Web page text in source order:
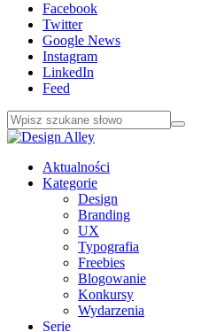
Facebook
Twitter
Google News
Instagram
LinkedIn
Feed
Aktualności
Kategorie
Design
Branding
UX
Typografia
Freebies
Blogowanie
Konkursy
Wydarzenia
Serie